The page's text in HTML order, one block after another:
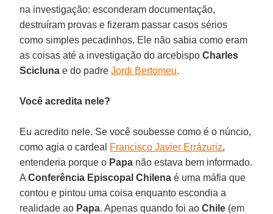
na investigação: esconderam documentação,
destruíram provas e fizeram passar casos sérios
como simples pecadinhos. Ele não sabia como eram
as coisas até a investigação do arcebispoCharles
Scicluna e do padreJordi Bertomeu.
Você acredita nele?
Eu acredito nele. Se você soubesse como é o núncio,
como agia o cardeal Francisco Javier Errázuriz,
entenderia porque o Papa não estava bem informado.
AConferência Episcopal Chilena é uma máfia que
contou e pintou uma coisa enquanto escondia a
realidade ao Papa. Apenas quando foi aoChile (em